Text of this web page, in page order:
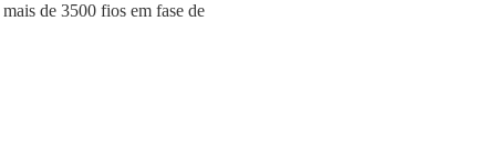
de 3500 fios em fase de